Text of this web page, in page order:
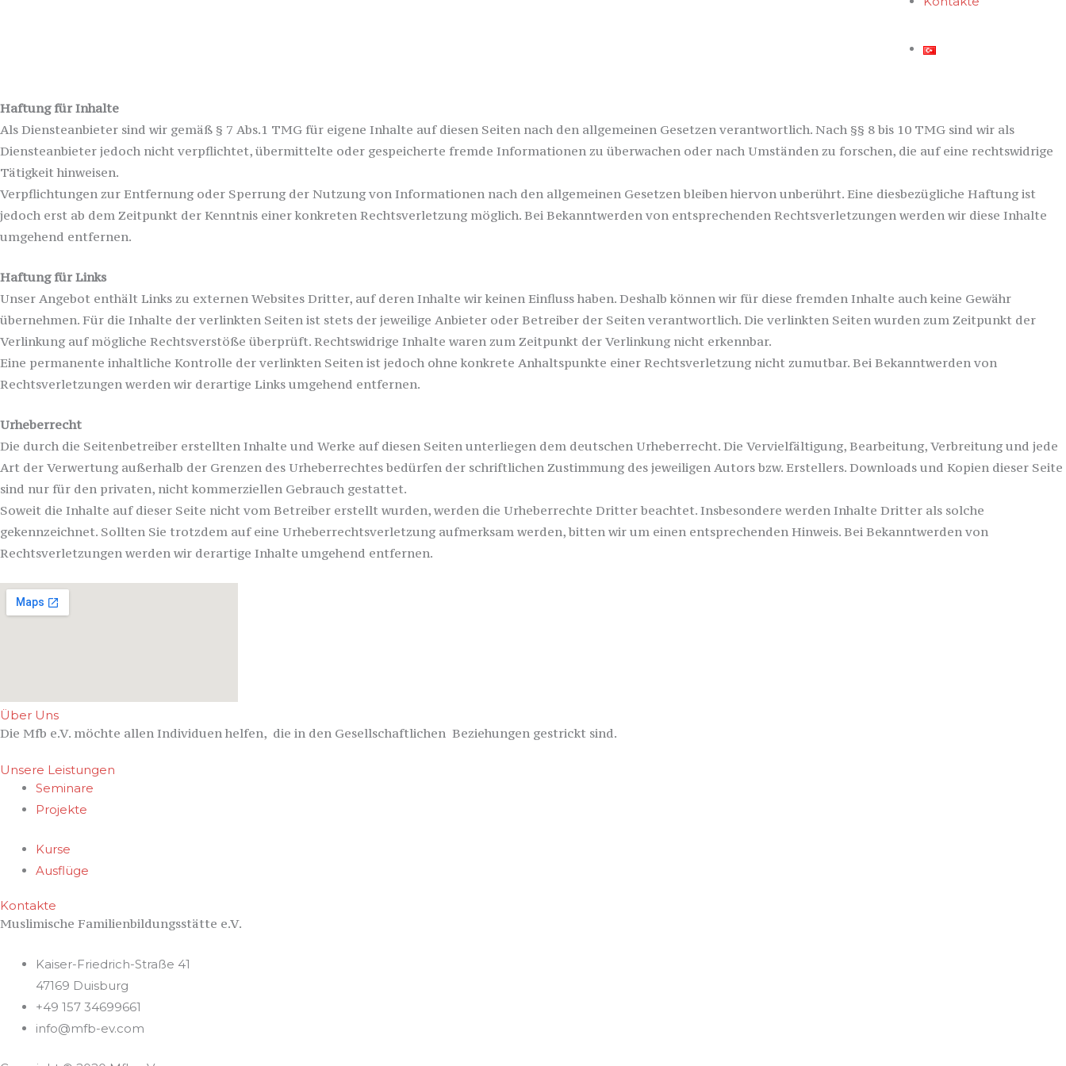
Unsere E-Mail-Adresse finden Sie oben im Impressum. Wir sind nicht bereit oder verpflichtet, an Streitbeilegungsverfahren vor einer Verbraucherschlichtungsstelle
Haftung für Inhalte
Als Diensteanbieter sind wir gemäß § 7 Abs.1 TMG für eigene Inhalte auf diesen Seiten nach den allgemeinen Gesetzen verantwortlich. Nach §§ 8 bis 10 TMG sind wir als
Diensteanbieter jedoch nicht verpflichtet, übermittelte oder gespeicherte fremde Informationen zu überwachen oder nach Umständen zu forschen, die auf eine rechtswidrige
Tätigkeit hinweisen.
Verpflichtungen zur Entfernung oder Sperrung der Nutzung von Informationen nach den allgemeinen Gesetzen bleiben hiervon unberührt. Eine diesbezügliche Haftung ist
jedoch erst ab dem Zeitpunkt der Kenntnis einer konkreten Rechtsverletzung möglich. Bei Bekanntwerden von entsprechenden Rechtsverletzungen werden wir diese Inhalte
umgehend entfernen.
Haftung für Links
Unser Angebot enthält Links zu externen Websites Dritter, auf deren Inhalte wir keinen Einfluss haben. Deshalb können wir für diese fremden Inhalte auch keine Gewähr
übernehmen. Für die Inhalte der verlinkten Seiten ist stets der jeweilige Anbieter oder Betreiber der Seiten verantwortlich. Die verlinkten Seiten wurden zum Zeitpunkt der
Verlinkung auf mögliche Rechtsverstöße überprüft. Rechtswidrige Inhalte waren zum Zeitpunkt der Verlinkung nicht erkennbar.
Eine permanente inhaltliche Kontrolle der verlinkten Seiten ist jedoch ohne konkrete Anhaltspunkte einer Rechtsverletzung nicht zumutbar. Bei Bekanntwerden von
Rechtsverletzungen werden wir derartige Links umgehend entfernen.
Urheberrecht
Die durch die Seitenbetreiber erstellten Inhalte und Werke auf diesen Seiten unterliegen dem deutschen Urheberrecht. Die Vervielfältigung, Bearbeitung, Verbreitung und jede
Art der Verwertung außerhalb der Grenzen des Urheberrechtes bedürfen der schriftlichen Zustimmung des jeweiligen Autors bzw. Erstellers. Downloads und Kopien dieser Seite
sind nur für den privaten, nicht kommerziellen Gebrauch gestattet.
Soweit die Inhalte auf dieser Seite nicht vom Betreiber erstellt wurden, werden die Urheberrechte Dritter beachtet. Insbesondere werden Inhalte Dritter als solche
gekennzeichnet. Sollten Sie trotzdem auf eine Urheberrechtsverletzung aufmerksam werden, bitten wir um einen entsprechenden Hinweis. Bei Bekanntwerden von
Rechtsverletzungen werden wir derartige Inhalte umgehend entfernen.
Über Uns
Die Mfb e.V. möchte allen Individuen helfen, die in den Gesellschaftlichen Beziehungen gestrickt sind.
Unsere Leistungen
Seminare
Projekte
Kurse
Ausflüge
Kontakte
Muslimische Familienbildungsstätte e.V.
Kaiser-Friedrich-Straße 41
47169 Duisburg
+49 157 34699661
info@mfb-ev.com